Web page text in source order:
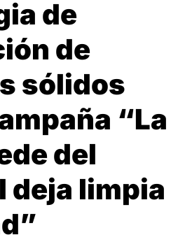
de
de
sólidos
“La
del
deja limpia